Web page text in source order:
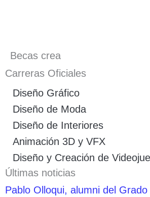
Becas crea
Carreras Oficiales
Diseño Gráfico
Diseño de Moda
Diseño de Interiores
Animación 3D y VFX
Diseño y Creación de
Últimas noticias
Pablo Olloqui, alumni del